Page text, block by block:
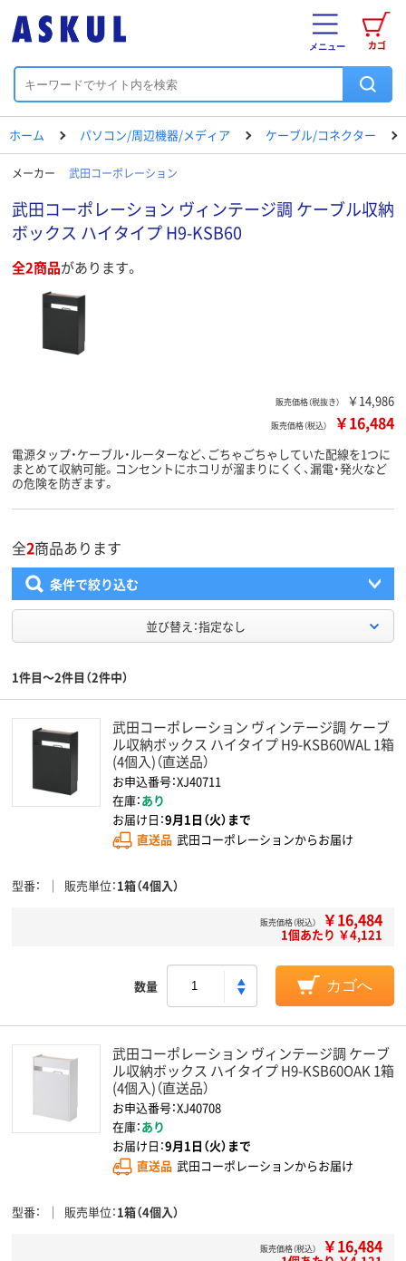
カゴ
メニュー
ホーム パソコン/周辺機器/メディア ケーブル/コネクター
メーカー 武田コーポレーション
武田コーポレーション ヴィンテージ調 ケーブル収納
ボックス ハイタイプ H9-KSB60
全2商品があります。
販売価格（税抜き） ￥14,986
販売価格（税込） ￥16,484
電源タップ・ケーブル・ルーターなど、ごちゃごちゃしていた配線を1つに
まとめて収納可能。コンセントにホコリが溜まりにくく、漏電・発火など
の危険を防ぎます。
全2商品あります
条件で絞り込む
並び替え：指定なし
1件目～2件目（2件中）
武田コーポレーション ヴィンテージ調 ケーブ
ル収納ボックス ハイタイプ H9-KSB60WAL 1箱
(4個入)（直送品）
お申込番号：XJ40711
在庫：あり
お届け日：9月1日（火）まで
直送品 武田コーポレーションからお届け
型番 販売単位 1箱（4個入）
販売価格（税込） ￥16,484
1個あたり ￥4,121
数量 カゴへ
武田コーポレーション ヴィンテージ調 ケーブ
ル収納ボックス ハイタイプ H9-KSB60OAK 1箱
(4個入)（直送品）
お申込番号：XJ40708
在庫：あり
お届け日：9月1日（火）まで
直送品 武田コーポレーションからお届け
型番 販売単位 1箱（4個入）
販売価格（税込） ￥16,484